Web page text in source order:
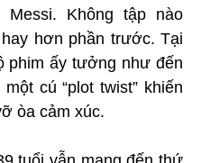
Không tập nào
hơn phần trước. Tại
phim ấy tưởng như đến
cú “plot twist” khiến
òa cảm xúc.